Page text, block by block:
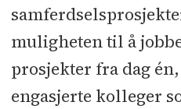
muligheten til å
prosjekter fra dag
engasjerte kolleger